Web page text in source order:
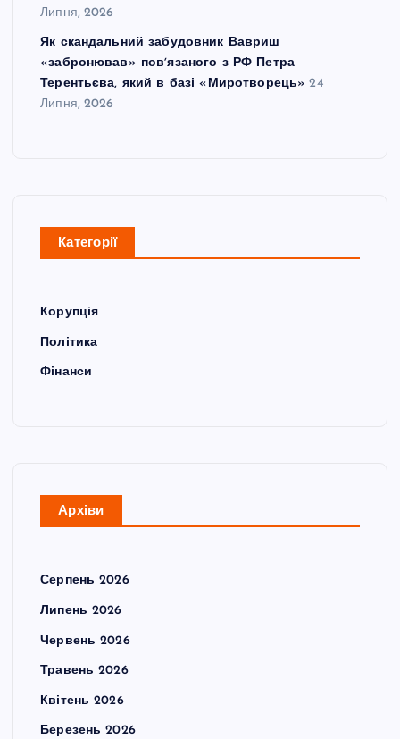
Липня, 2026
Як скандальний забудовник Вавриш
«забронював» повʼязаного з РФ Петра
Терентьєва, який в базі «Миротворець» 24
Липня, 2026
Категорії
Корупція
Політика
Фінанси
Архіви
Серпень 2026
Липень 2026
Червень 2026
Травень 2026
Квітень 2026
Березень 2026